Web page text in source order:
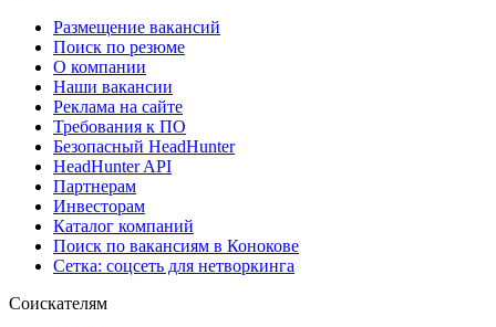
Размещение вакансий
Поиск по резюме
О компании
Наши вакансии
Реклама на сайте
Требования к ПО
Безопасный HeadHunter
HeadHunter API
Партнерам
Инвесторам
Каталог компаний
Поиск по вакансиям в Конокове
Сетка: соцсеть для нетворкинга
Соискателям